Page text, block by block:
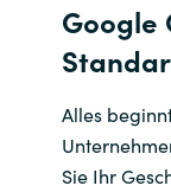
Google
Alles
Sie Ihr